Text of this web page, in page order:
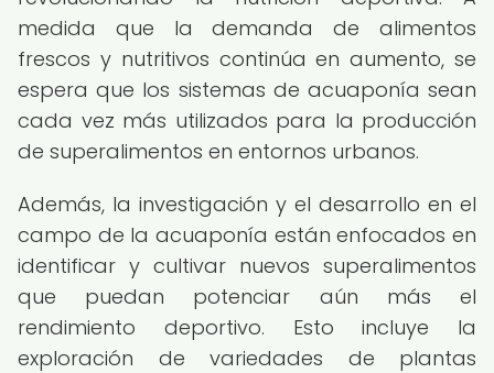
medida que la demanda de alimentos
frescos y nutritivos continúa en aumento, se
espera que los sistemas de acuaponía sean
cada vez más utilizados para la producción
de superalimentos en entornos urbanos.
Además, la investigación y el desarrollo en el
campo de la acuaponía están enfocados en
identificar y cultivar nuevos superalimentos
que puedan potenciar aún más el
rendimiento deportivo. Esto incluye la
exploración de variedades de plantas